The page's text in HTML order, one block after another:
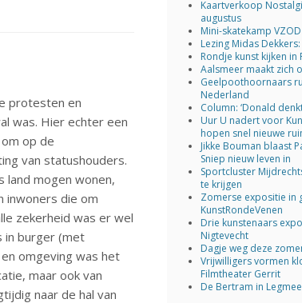
protesten en
was. Hier echter een
op de
van statushouders.
land mogen wonen,
inwoners die om
zekerheid was er wel
in burger (met
omgeving was het
maar ook van
naar de hal van
Kaartverkoop
augustus
Mini-skatekamp
Lezing Midas
Rondje kunst kijken in
Aalsmeer maakt zich
Geelpoothoornaars
Nederland
Column: ‘Donald
Uur U nadert voor
hopen snel nieuwe
Jikke Bouman blaast
Sniep nieuw leven in
Sportcluster
te krijgen
Zomerse expositie in
KunstRondeVenen
Drie kunstenaars
Nigtevecht
Dagje weg deze
Vrijwilligers vormen
Filmtheater Gerrit
De Bertram in